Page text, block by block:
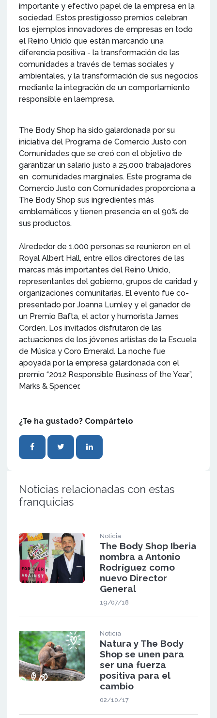
importante y efectivo papel de la empresa en la
sociedad. Estos prestigiosso premios celebran
los ejemplos innovadores de empresas en todo
el Reino Unido que están marcando una
diferencia positiva - la transformación de las
comunidades a través de temas sociales y
ambientales, y la transformación de sus negocios
mediante la integración de un comportamiento
responsible en laempresa.
The Body Shop ha sido galardonada por su
iniciativa del Programa de Comercio Justo con
Comunidades que se creó con el objetivo de
garantizar un salario justo a 25.000 trabajadores
en comunidades marginales. Este programa de
Comercio Justo con Comunidades proporciona a
The Body Shop sus ingredientes más
emblemáticos y tienen presencia en el 90% de
sus productos.
Alrededor de 1.000 personas se reunieron en el
Royal Albert Hall, entre ellos directores de las
marcas más importantes del Reino Unido,
representantes del gobierno, grupos de caridad y
organizaciones comunitarias. El evento fue co-
presentado por Joanna Lumley y el ganador de
un Premio Bafta, el actor y humorista James
Corden. Los invitados disfrutaron de las
actuaciones de los jóvenes artistas de la Escuela
de Música y Coro Emerald. La noche fue
apoyada por la empresa galardonada con el
premio “2012 Responsible Business of the Year”,
Marks & Spencer.
¿Te ha gustado? Compártelo
Noticias relacionadas con estas
franquicias
Noticia
The Body Shop Iberia
nombra a Antonio
Rodríguez como
nuevo Director
General
19/07/18
Noticia
Natura y The Body
Shop se unen para
ser una fuerza
positiva para el
cambio
02/10/17